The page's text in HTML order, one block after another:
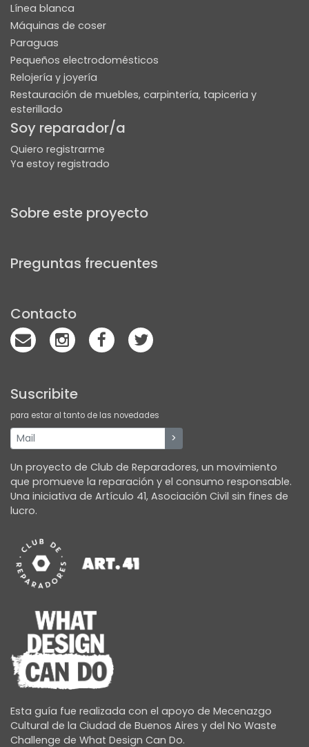
Línea blanca
Máquinas de coser
Paraguas
Pequeños electrodomésticos
Relojería y joyería
Restauración de muebles, carpintería, tapiceria y
esterillado
Soy reparador/a
Quiero registrarme
Ya estoy registrado
Sobre este proyecto
Preguntas frecuentes
Contacto
Suscribite
para estar al tanto de las novedades
Un proyecto de Club de Reparadores, un movimiento
que promueve la reparación y el consumo responsable.
Una iniciativa de Artículo 41, Asociación Civil sin fines de
lucro.
Esta guía fue realizada con el apoyo de Mecenazgo
Cultural de la Ciudad de Buenos Aires y del No Waste
Challenge de What Design Can Do.